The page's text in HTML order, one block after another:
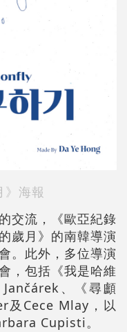
》海報
交流，《歐亞紀錄
歲月》的南韓導演
。此外，多位導演
，包括《我是哈維
、《尋顱
及Cece Mlay，以
Cupisti。